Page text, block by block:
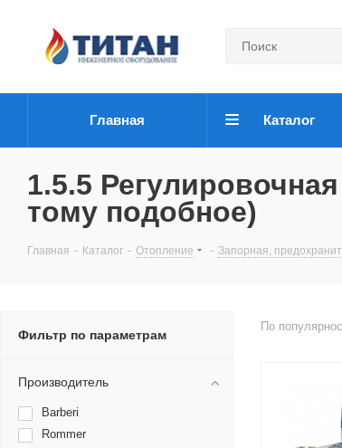
Главная Каталог
1.5.5
тому подобное)
Главная - Каталог - Отопление - Запорная,
По
Фильтр по параметрам
Производитель
Barberi
Rommer